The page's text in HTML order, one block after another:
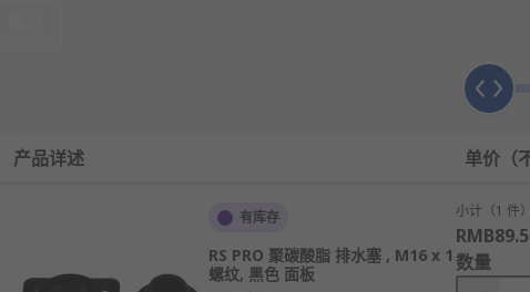
风至关重要。它不仅有助于延长设备寿命，还能提高设备性能和
、过滤器和通风模块。您可以通过我们的 官网浏览产品，享受快
产品详述 单价（
有库存
RS PRO 聚碳酸脂 排水塞 , M16 x 1
螺纹, 黑色 面板
小计（1 件）
数量